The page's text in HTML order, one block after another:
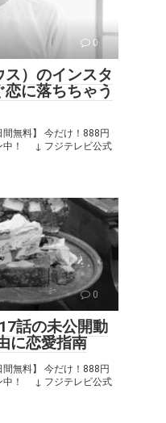
0
）のインスタ
恋に落ちちゃう
間無料】 今だけ！888円
中！ ↓ フジテレビ公式
0
話の未公開動
に恋愛指南
間無料】 今だけ！888円
中！ ↓ フジテレビ公式